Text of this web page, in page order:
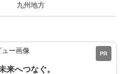
九州地方
PR
来へつなぐ。